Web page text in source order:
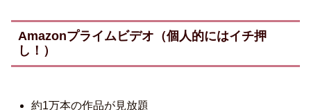
Amazonプライムビデオ（個人的にはイチ押
し！）
約1万本の作品が見放題